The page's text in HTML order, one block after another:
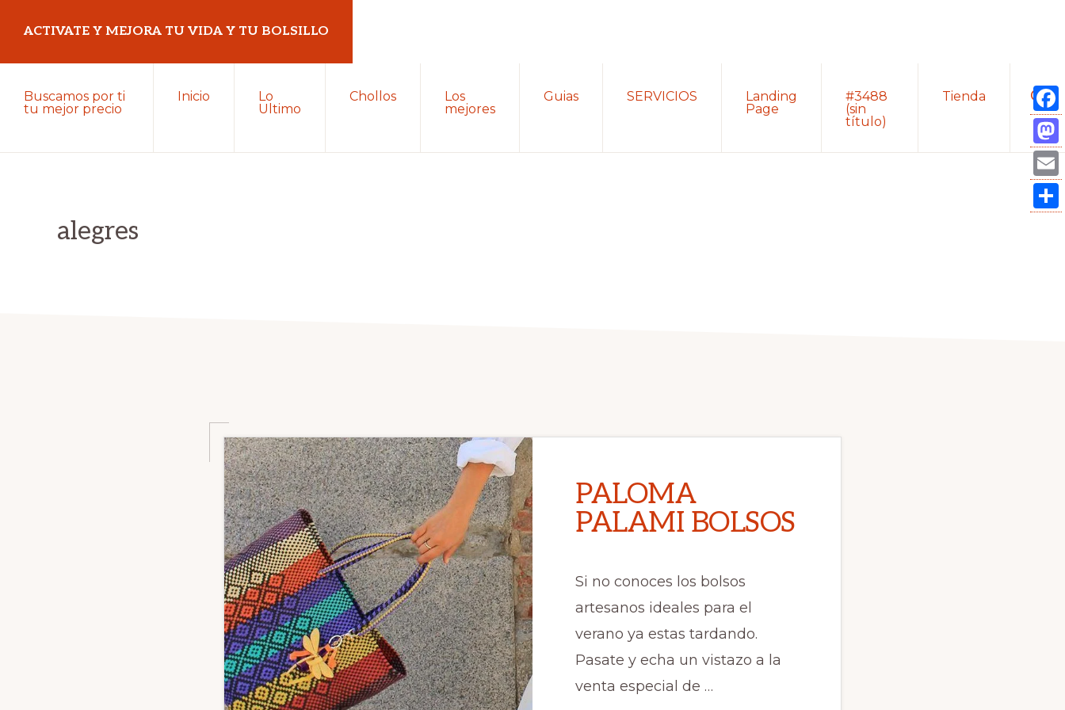
la
navegación
principal
contenido
principal
ACTIVATE Y MEJORA TU VIDA Y TU BOLSILLO
y
Buscamos por ti
tu mejor precio
Inicio
Lo
Ultimo
Chollos
Los
mejores
Guias SERVICIOS
Landing
Page
#3488
(sin
título)
Tienda
alegres
PALOMA
PALAMI BOLSOS
Si no conoces los bolsos
artesanos ideales para el
verano ya estas tardando.
Pasate y echa un vistazo a la
venta especial de …